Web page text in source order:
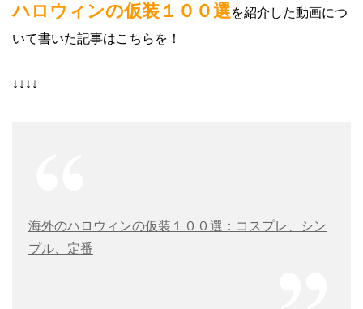
ハロウィンの仮装１００選を紹介した動画につ
いて書いた記事はこちらを！
↓↓↓↓
海外のハロウィンの仮装１００選：コスプレ、シン
プル、定番